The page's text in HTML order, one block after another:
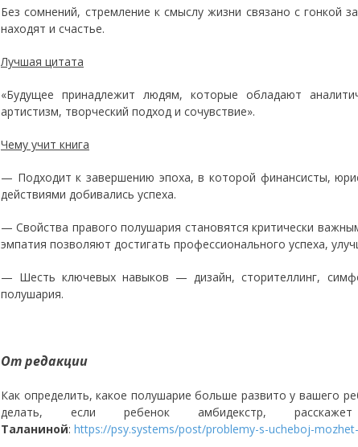
Без сомнений, стремление к смыслу жизни связано с гонкой
находят и счастье.
Лучшая цитата
«Будущее принадлежит людям, которые обладают
артистизм, творческий подход и сочувствие».
Чему учит книга
— Подходит к завершению эпоха, в которой финансисты,
действиями добивались успеха.
— Свойства правого полушария становятся критически
эмпатия позволяют достигать профессионального успеха,
— Шесть ключевых навыков — дизайн, сторителлинг,
полушария.
От редакции
Как определить, какое полушарие больше развито у вашего
делать, если ребенок амбидекстр,
Таланиной: https://psy.systems/post/problemy-s-ucheboj-